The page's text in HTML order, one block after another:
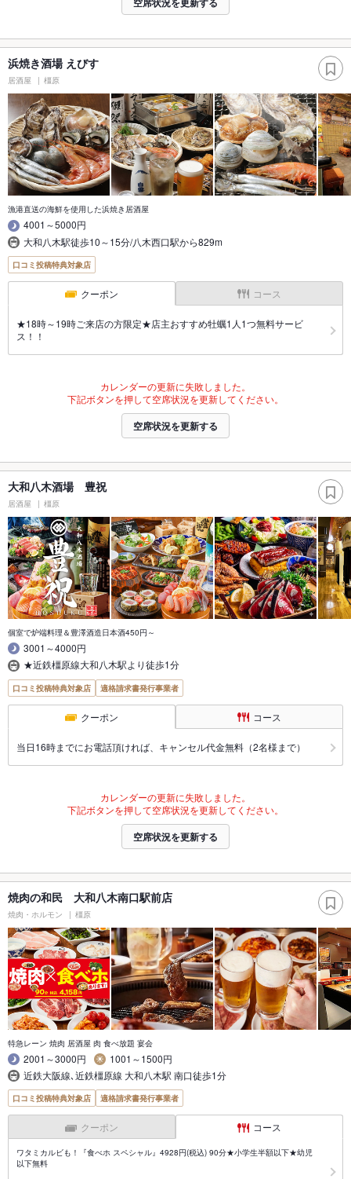
浜焼き酒場 えびす
居酒屋 橿原
漁港直送の海鮮を使用した浜焼き居酒屋
4001～5000円
大和八木駅徒歩10～15分/八木西口駅から829m
口コミ投稿特典対象店
クーポン コース
★18時～19時ご来店の方限定★店主おすすめ牡蠣1人1つ無料サービ
ス！！
カレンダーの更新に失敗しました。
下記ボタンを押して空席状況を更新してください。
空席状況を更新する
大和八木酒場 豊祝
居酒屋 橿原
個室で炉端料理＆豊澤酒造日本酒450円～
3001～4000円
★近鉄橿原線大和八木駅より徒歩1分
口コミ投稿特典対象店 適格請求書発行事業者
クーポン コース
当日16時までにお電話頂ければ、キャンセル代金無料（2名様まで）
カレンダーの更新に失敗しました。
下記ボタンを押して空席状況を更新してください。
空席状況を更新する
焼肉の和民 大和八木南口駅前店
焼肉・ホルモン 橿原
特急レーン 焼肉 居酒屋 肉 食べ放題 宴会
2001～3000円
1001～1500円
近鉄大阪線､近鉄橿原線 大和八木駅 南口徒歩1分
口コミ投稿特典対象店 適格請求書発行事業者
クーポン コース
ワタミカルビも！『食べホ スペシャル』4928円(税込) 90分★小学生半額以下★幼児
以下無料